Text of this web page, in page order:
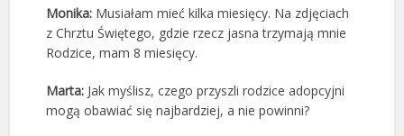
Monika: Musiałam mieć kilka miesięcy. Na zdjęciach
z Chrztu Świętego, gdzie rzecz jasna trzymają mnie
Rodzice, mam 8 miesięcy.
Marta: Jak myślisz, czego przyszli rodzice adopcyjni
mogą obawiać się najbardziej, a nie powinni?